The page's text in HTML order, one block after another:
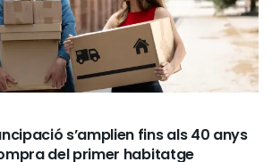
s’amplien fins als 40 anys
del primer habitatge